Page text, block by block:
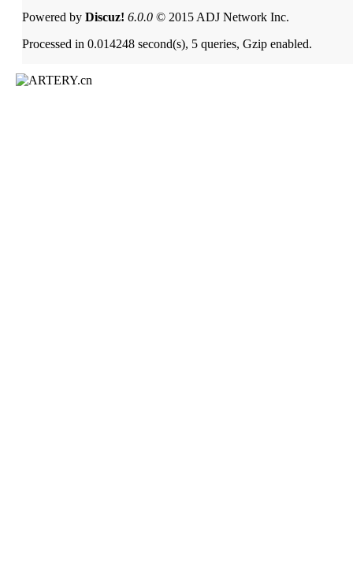
Powered by Discuz! 6.0.0 © 2015 ADJ Network Inc.
Processed in 0.014248 second(s), 5 queries, Gzip enabled.